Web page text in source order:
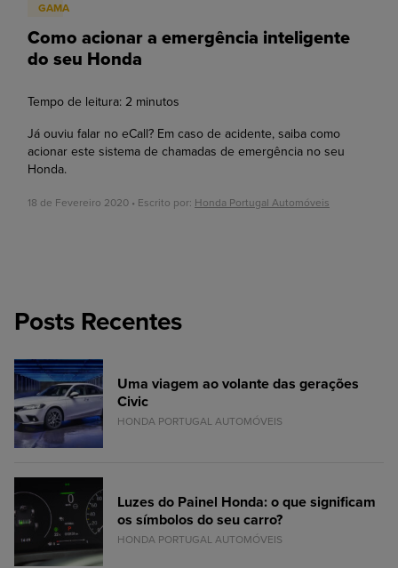
GAMA
Como acionar a emergência inteligente
do seu Honda
Tempo de leitura: 2 minutos
Já ouviu falar no eCall? Em caso de acidente, saiba como
acionar este sistema de chamadas de emergência no seu
Honda.
18 de Fevereiro 2020 • Escrito por: Honda Portugal Automóveis
Posts Recentes
Uma viagem ao volante das gerações
Civic
HONDA PORTUGAL AUTOMÓVEIS
Luzes do Painel Honda: o que significam
os símbolos do seu carro?
HONDA PORTUGAL AUTOMÓVEIS